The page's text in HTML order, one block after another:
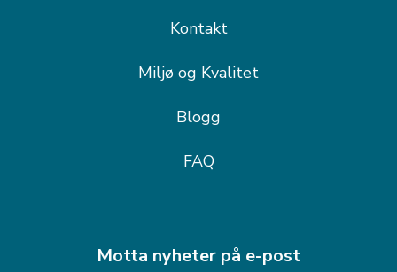
Kontakt
Miljø og Kvalitet
Blogg
FAQ
Motta nyheter på e-post